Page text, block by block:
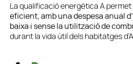
La qualificació energètica A permet
eficient, amb una despesa anual
baixa i sense la utilització de
durant la vida útil dels habitatges